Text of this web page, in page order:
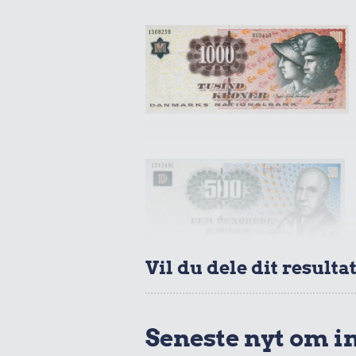
Vil du dele dit
Seneste nyt om